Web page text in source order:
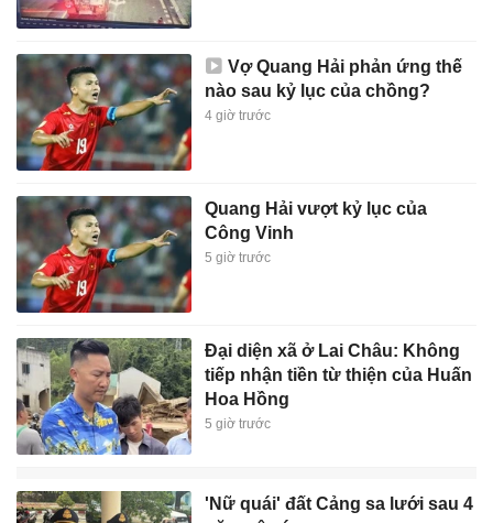
Vợ Quang Hải phản ứng thế
nào sau kỷ lục của chồng?
4 giờ trước
Quang Hải vượt kỷ lục của
Công Vinh
5 giờ trước
Đại diện xã ở Lai Châu: Không
tiếp nhận tiền từ thiện của Huấn
Hoa Hồng
5 giờ trước
'Nữ quái' đất Cảng sa lưới sau 4